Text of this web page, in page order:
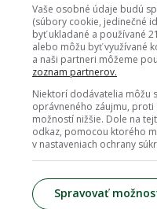
Vaše osobné údaje budú
(súbory cookie, jedinečné
byť ukladané a používané
alebo môžu byť využívané
a naši partneri môžeme
zoznam partnerov.
Niektorí dodávatelia môžu
oprávneného záujmu,
možností nižšie. Dole na
odkaz, pomocou ktorého
v nastaveniach ochrany
Spravovať